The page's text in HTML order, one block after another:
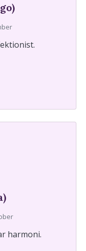
harmoni.